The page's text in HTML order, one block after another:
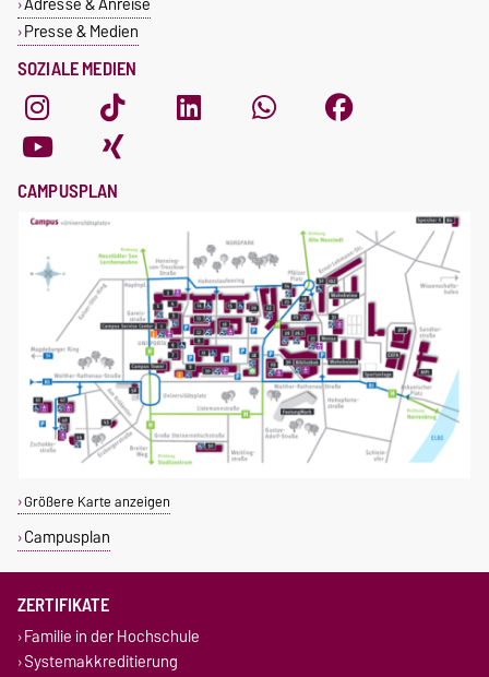
SOZIALE MEDIEN
Presse & Medien
CAMPUSPLAN
Größere Karte anzeigen
Campusplan
ZERTIFIKATE
Familie in der Hochschule
Systemakkreditierung